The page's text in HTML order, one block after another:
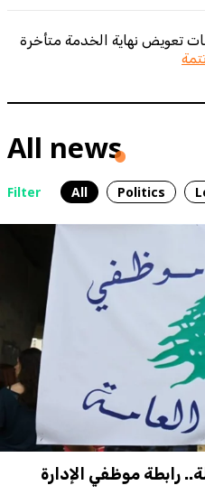
تعويض نهاية الخدمة متأخرة
All news
Filter All Politics
رابطة موظفي الإدارة